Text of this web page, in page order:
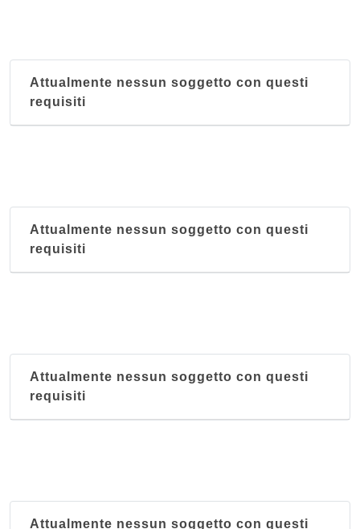
Attualmente nessun soggetto con questi
requisiti
Attualmente nessun soggetto con questi
requisiti
Attualmente nessun soggetto con questi
requisiti
Attualmente nessun soggetto con questi